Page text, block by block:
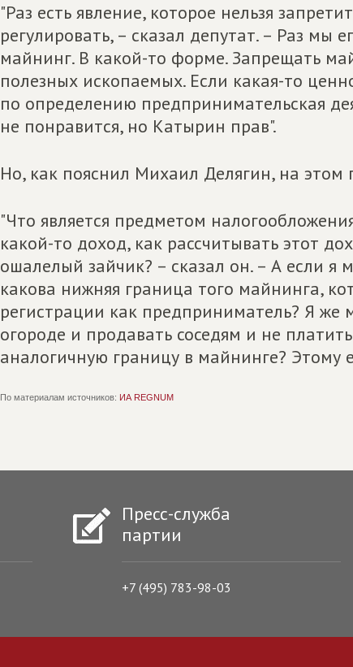
"Раз есть явление, которое нельзя
регулировать, – сказал депутат. – Раз
майнинг. В какой-то форме. Запрещать
полезных ископаемых. Если какая-то
по определению предпринимательская
не понравится, но Катырин прав".
Но, как пояснил Михаил Делягин, на этом
"Что является предметом
какой-то доход, как рассчитывать этот
ошалелый зайчик? – сказал он. – А если
какова нижняя граница того майнинга,
регистрации как предприниматель? Я же
огороде и продавать соседям и не
аналогичную границу в майнинге? Этому
По материалам источников: ИА REGNUM
Пресс-служба
партии
+7 (495) 783-98-03